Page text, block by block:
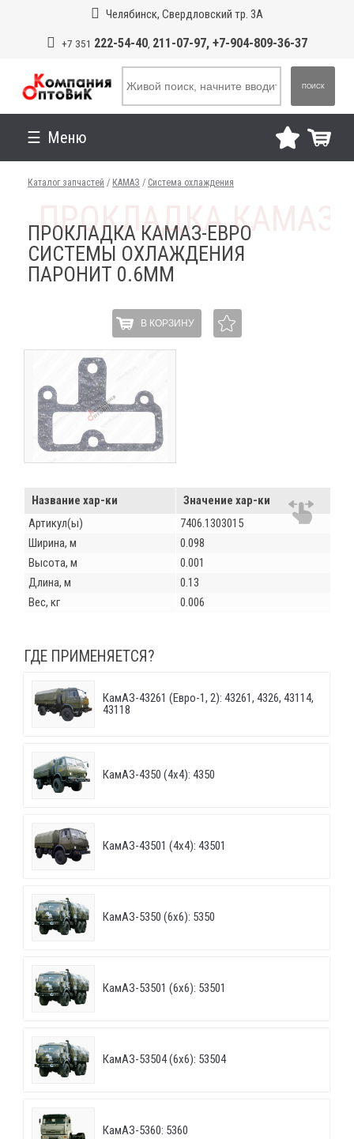
Челябинск, Свердловский тр. 3А
+7 351 222-54-40, 211-07-97, +7-904-809-36-37
ПОИСК
Меню
Каталог запчастей / КАМАЗ / Система охлаждения
ПРОКЛАДКА КАМАЗ-ЕВРО
СИСТЕМЫ ОХЛАЖДЕНИЯ
ПАРОНИТ 0.6ММ
В КОРЗИНУ
Название хар-ки
Значение хар-ки
Артикул(ы)
7406.1303015
Ширина, м
0.098
Высота, м
0.001
Длина, м
0.13
Вес, кг
0.006
ГДЕ ПРИМЕНЯЕТСЯ?
КамАЗ-43261 (Евро-1, 2): 43261, 4326, 43114,
43118
КамАЗ-4350 (4х4): 4350
КамАЗ-43501 (4х4): 43501
КамАЗ-5350 (6х6): 5350
КамАЗ-53501 (6х6): 53501
КамАЗ-53504 (6х6): 53504
КамАЗ-5360: 5360